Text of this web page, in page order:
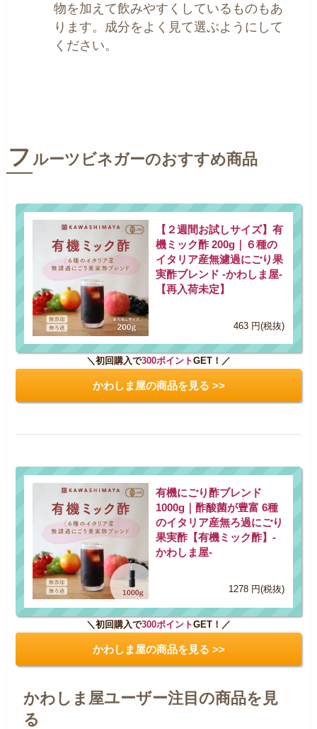
物を加えて飲みやすくしているものもあ
ります。成分をよく見て選ぶようにして
ください。
フ ルーツビネガーのおすすめ商品
【２週間お試しサイズ】有
機ミック酢 200g｜６種の
イタリア産無濾過にごり果
実酢ブレンド -かわしま屋-
【再入荷未定】
463 円(税抜)
＼初回購入で300ポイントGET！／
かわしま屋の商品を見る >>
有機にごり酢ブレンド
1000g｜酢酸菌が豊富 6種
のイタリア産無ろ過にごり
果実酢【有機ミック酢】-
かわしま屋-
1278 円(税抜)
＼初回購入で300ポイントGET！／
かわしま屋の商品を見る >>
かわしま屋ユーザー注目の商品を見
る